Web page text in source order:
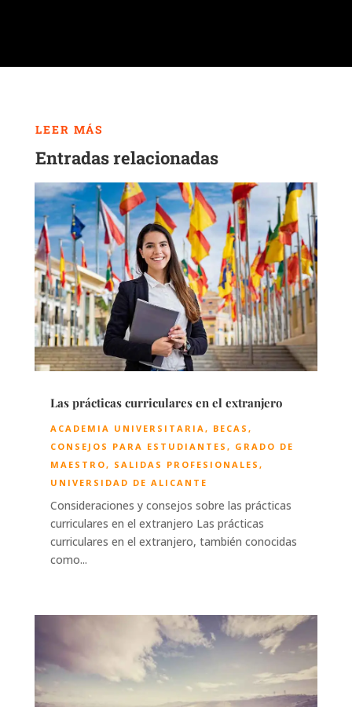
LEER MÁS
Entradas relacionadas
Las prácticas curriculares en el extranjero
ACADEMIA UNIVERSITARIA , BECAS ,
CONSEJOS PARA ESTUDIANTES , GRADO DE
MAESTRO, SALIDAS PROFESIONALES ,
UNIVERSIDAD DE ALICANTE
Consideraciones y consejos sobre las prácticas
curriculares en el extranjero Las prácticas
curriculares en el extranjero, también conocidas
como...